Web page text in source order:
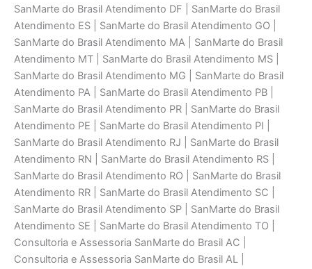
SanMarte do Brasil Atendimento DF | SanMarte do Brasil
Atendimento ES | SanMarte do Brasil Atendimento GO |
SanMarte do Brasil Atendimento MA | SanMarte do Brasil
Atendimento MT | SanMarte do Brasil Atendimento MS |
SanMarte do Brasil Atendimento MG | SanMarte do Brasil
Atendimento PA | SanMarte do Brasil Atendimento PB |
SanMarte do Brasil Atendimento PR | SanMarte do Brasil
Atendimento PE | SanMarte do Brasil Atendimento PI |
SanMarte do Brasil Atendimento RJ | SanMarte do Brasil
Atendimento RN | SanMarte do Brasil Atendimento RS |
SanMarte do Brasil Atendimento RO | SanMarte do Brasil
Atendimento RR | SanMarte do Brasil Atendimento SC |
SanMarte do Brasil Atendimento SP | SanMarte do Brasil
Atendimento SE | SanMarte do Brasil Atendimento TO |
Consultoria e Assessoria SanMarte do Brasil AC |
Consultoria e Assessoria SanMarte do Brasil AL |